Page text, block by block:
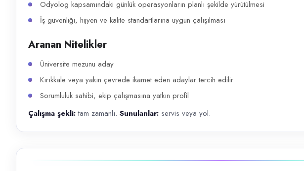
Odyolog kapsamındaki günlük operasyonların planlı şekilde yürütülmesi
İş güvenliği, hijyen ve kalite standartlarına uygun çalışılması
Aranan Nitelikler
Üniversite mezunu aday
Kırıkkale veya yakın çevrede ikamet eden adaylar tercih edilir
Sorumluluk sahibi, ekip çalışmasına yatkın profil
Çalışma şekli:tam zamanlı. Sunulanlar: servis veya yol.